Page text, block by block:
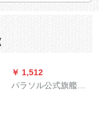
￥ 1,512
パラソル公式旗艦店